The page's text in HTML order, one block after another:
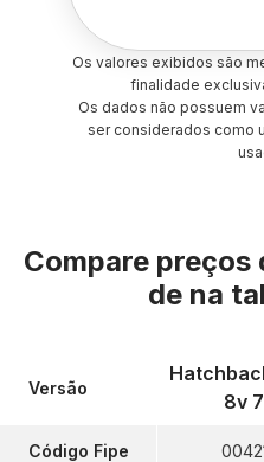
Os valores exibidos são
finalidade
Os dados não possuem
ser considerados como
Compare
de na
Versão
Código Fipe
8v